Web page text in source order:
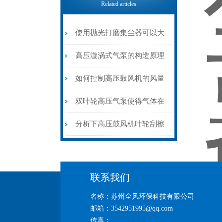
Related articles
使用抛光打磨集尘器可以大
大提高工作效率和安全性
高压漩涡式气泵的构造原理
与发展历程
如何控制高压鼓风机的风量
达到节能的效果
双叶轮高压气泵使得气体在
泵内的压缩过程更加顺畅
分析下高压鼓风机叶轮刮擦
联系我们
名称：苏州全风环保科技有限公司
邮箱：3542951995@qq.com
传真：